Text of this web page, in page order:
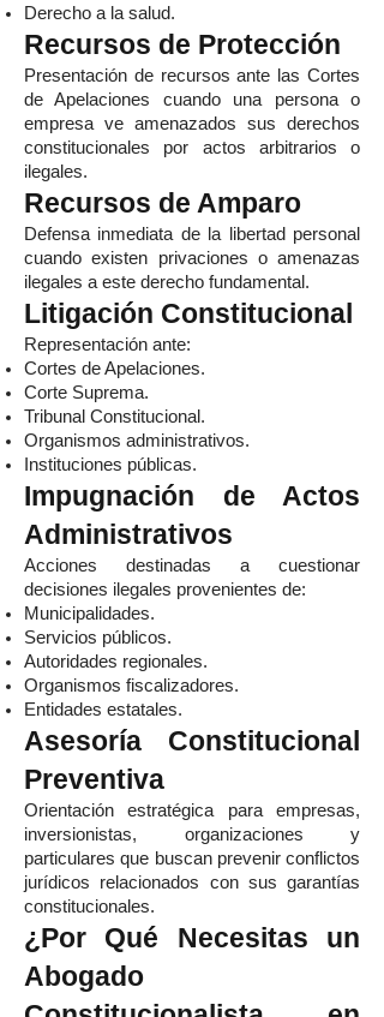
Derecho a la salud.
Recursos de Protección
Presentación de recursos ante las Cortes
de Apelaciones cuando una persona o
empresa ve amenazados sus derechos
constitucionales por actos arbitrarios o
ilegales.
Recursos de Amparo
Defensa inmediata de la libertad personal
cuando existen privaciones o amenazas
ilegales a este derecho fundamental.
Litigación Constitucional
Representación ante:
Cortes de Apelaciones.
Corte Suprema.
Tribunal Constitucional.
Organismos administrativos.
Instituciones públicas.
Impugnación de Actos
Administrativos
Acciones destinadas a cuestionar
decisiones ilegales provenientes de:
Municipalidades.
Servicios públicos.
Autoridades regionales.
Organismos fiscalizadores.
Entidades estatales.
Asesoría Constitucional
Preventiva
Orientación estratégica para empresas,
inversionistas, organizaciones y
particulares que buscan prevenir conflictos
jurídicos relacionados con sus garantías
constitucionales.
¿Por Qué Necesitas un
Abogado